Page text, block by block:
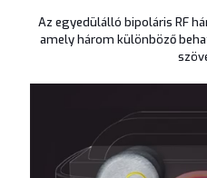
Az egyedülálló bipoláris RF
amely három különböző